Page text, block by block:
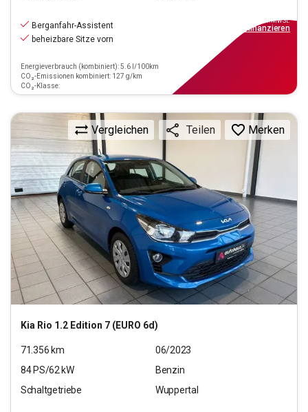
Berganfahr-Assistent
beheizbare Sitze vorn
Energieverbrauch (kombiniert): 5.6 l/100km
CO₂-Emissionen kombiniert: 127 g/km
CO₂-Klasse:
inkl.MwSt.
finanzieren
Kia Rio 1.2 Edition 7 (EURO 6d)
Vergleichen Teilen Merken
71.356 km
06/2023
84PS/62 kW
Benzin
Schaltgetriebe
Wuppertal